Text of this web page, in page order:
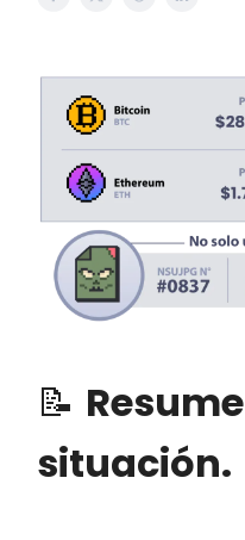
📝
situación.